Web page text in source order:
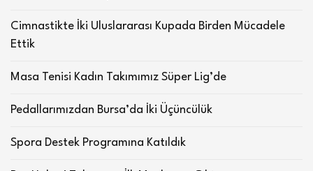
Cimnastikte İki Uluslararası Kupada Birden Mücadele
Ettik
Masa Tenisi Kadın Takımımız Süper Lig’de
Pedallarımızdan Bursa’da İki Üçüncülük
Spora Destek Programına Katıldık